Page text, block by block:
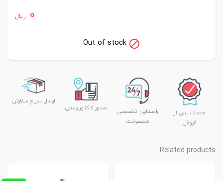
0 ریال
Out of stock
خدمات پس از
فروش
راهنمایی تخصصی
محصولات
صدور فاکتور رسمی
ارسال سریع سفارش
Related products